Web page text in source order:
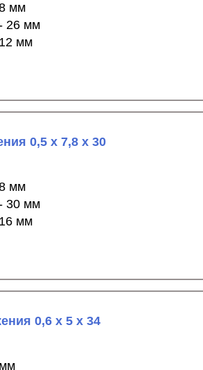
мм
26 мм
мм
0,5 х 7,8 х 30
мм
30 мм
мм
0,6 х 5 х 34